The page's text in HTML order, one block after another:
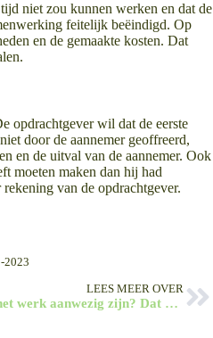
niet zou kunnen werken en dat de
feitelijk beëindigd. Op
en de gemaakte kosten. Dat
opdrachtgever wil dat de eerste
door de aannemer geoffreerd,
en de uitval van de aannemer. Ook
moeten maken dan hij had
van de opdrachtgever.
2023
LEES MEER OVER
Kwartier voor aanvang op het werk aanwezig zijn? Dat moet ook worden betaald